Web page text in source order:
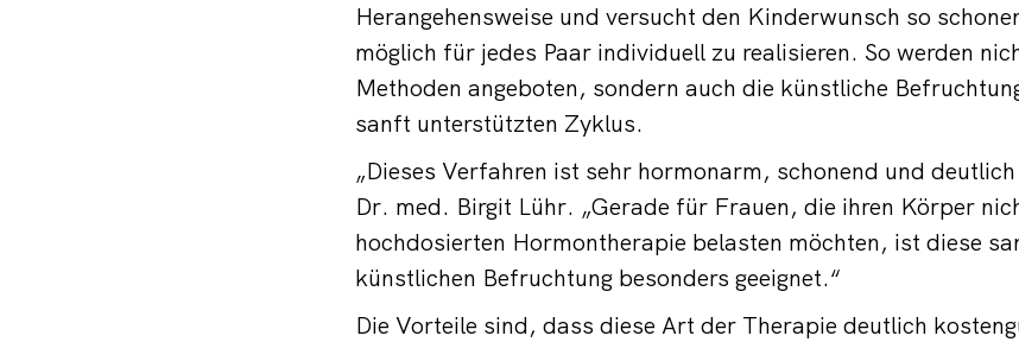
Herangehensweise und versucht den Kinderwunsch so
möglich für jedes Paar individuell zu realisieren. So werden
Methoden angeboten, sondern auch die künstliche
sanft unterstützten Zyklus.
„Dieses Verfahren ist sehr hormonarm, schonend und
Dr. med. Birgit Lühr. „Gerade für Frauen, die ihren Körper
hochdosierten Hormontherapie belasten möchten, ist diese
künstlichen Befruchtung besonders geeignet.“
Die Vorteile sind, dass diese Art der Therapie deutlich